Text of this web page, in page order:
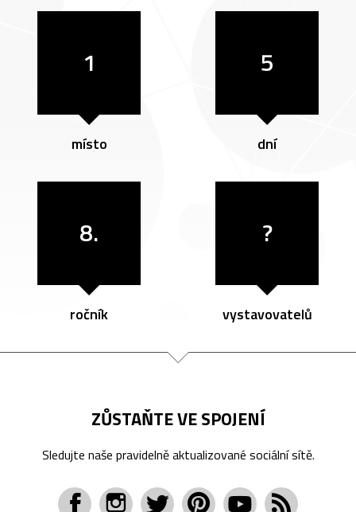
1
místo
5
dní
8.
ročník
?
vystavovatelů
ZŮSTAŇTE VE SPOJENÍ
Sledujte naše pravidelně aktualizované sociální sítě.